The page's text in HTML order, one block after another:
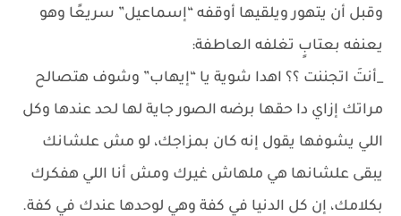
وقبل أن يتهور ويلقيها أوقفه “إسماعيل” سريعًا وهو
يعنفه بعتابٍ تغلفه العاطفة:
_أنتَ اتجننت ؟؟ اهدا شوية يا “إيهاب” وشوف هتصالح
مراتك إزاي دا حقها برضه الصور جاية لها لحد عندها وكل
اللي يشوفها يقول إنه كان بمزاجك، لو مش علشانك
يبقى علشانها هي ملهاش غيرك ومش أنا اللي هفكرك
بكلامك، إن كل الدنيا في كفة وهي لوحدها عندك في كفة.